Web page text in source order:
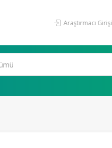
Araştırmacı Girişi